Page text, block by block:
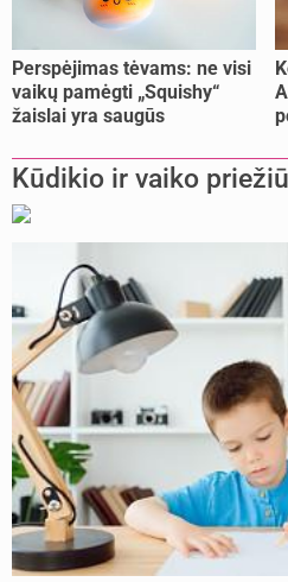
Perspėjimas tėvams: ne visi
vaikų pamėgti „Squishy“
žaislai yra saugūs
Kūdikio ir vaiko